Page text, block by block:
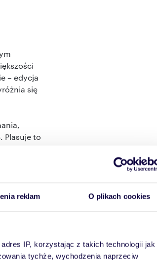
reklam O plikach cookies
IP, korzystając z takich technologii jak
tychże, wychodzenia naprzeciw
– edycja
się
Plasuje to
tuż za
na
proc.,
16 proc.).